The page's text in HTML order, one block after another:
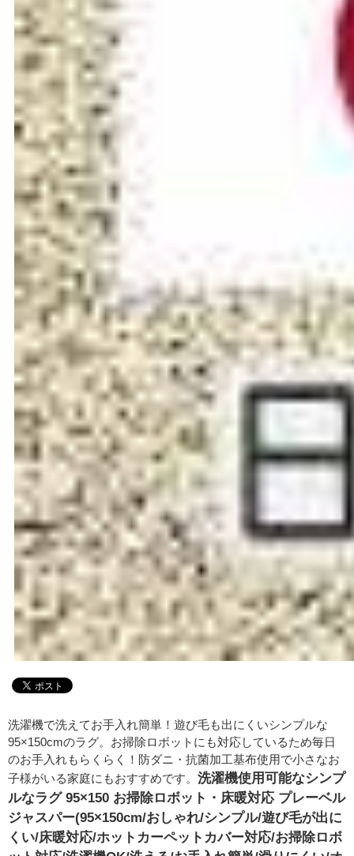
洗濯機で洗えてお手入れ簡単！遊び毛も出にくいシンプルな
95×150cmのラグ。お掃除ロボットにも対応しているため毎日
のお手入れもらくらく！防ダニ・抗菌加工基布使用で小さなお
子様がいる家庭にもおすすめです。 洗濯機使用可能なシンプ
ルなラグ 95×150 お掃除ロボット・床暖対応 プレーベル
ジャスパー(95×150cm/おしゃれ/シンプル/遊び毛が出に
くい/床暖対応/ホットカーペットカバー対応/お掃除ロボ